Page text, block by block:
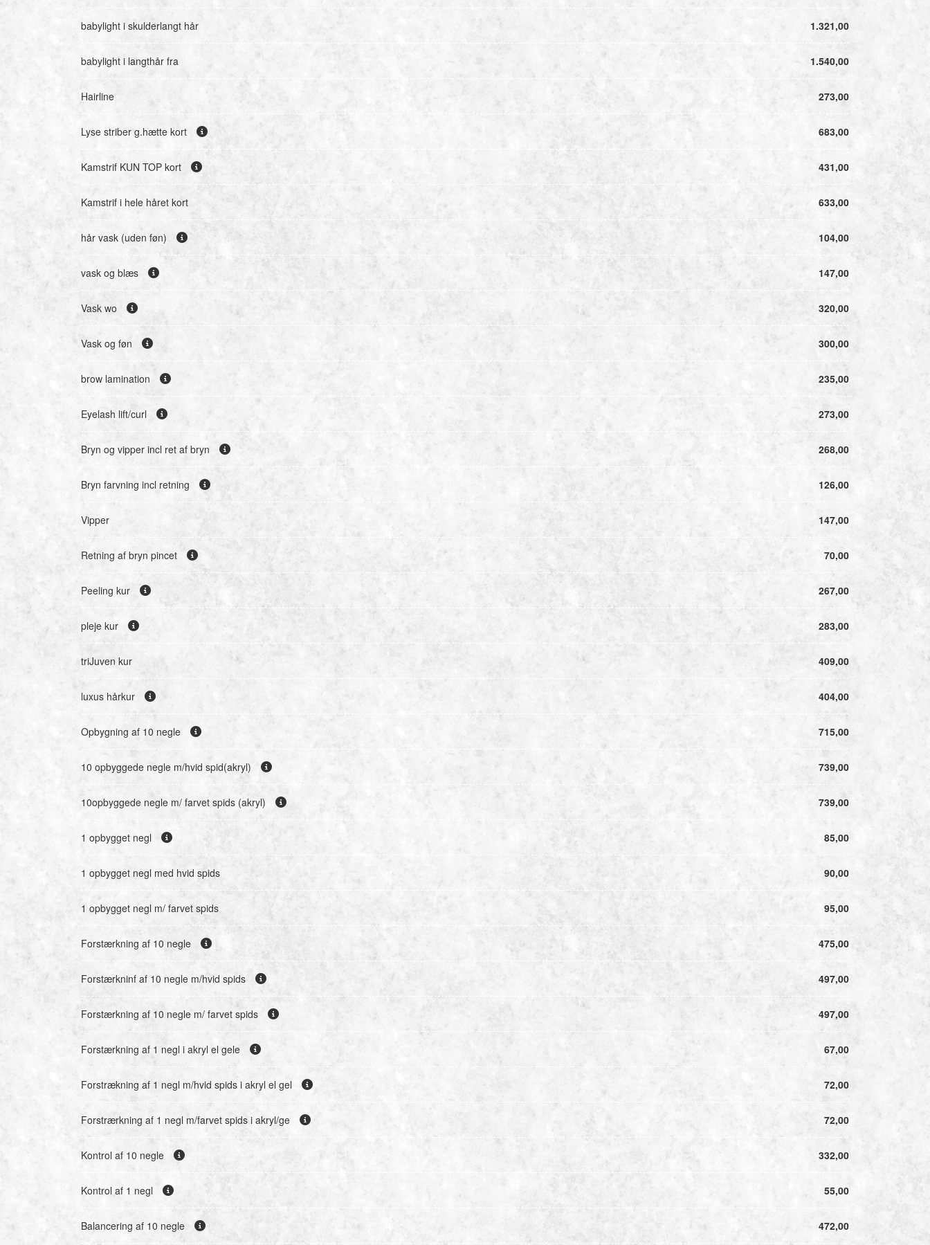
babylight i skulderlangt hår 1.321,00
babylight i langthår fra 1.540,00
Hairline 273,00
Lyse striber g.hætte kort 683,00
Kamstrif KUN TOP kort 431,00
Kamstrif i hele håret kort 633,00
hår vask (uden føn) 104,00
vask og blæs 147,00
Vask wo 320,00
Vask og føn 300,00
brow lamination 235,00
Eyelash lift/curl 273,00
Bryn og vipper incl ret af bryn 268,00
Bryn farvning incl retning 126,00
Vipper 147,00
Retning af bryn pincet 70,00
Peeling kur 267,00
pleje kur 283,00
triJuven kur 409,00
luxus hårkur 404,00
Opbygning af 10 negle 715,00
10 opbyggede negle m/hvid spid(akryl) 739,00
10opbyggede negle m/ farvet spids (akryl) 739,00
1 opbygget negl 85,00
1 opbygget negl med hvid spids 90,00
1 opbygget negl m/ farvet spids 95,00
Forstærkning af 10 negle 475,00
Forstærkninf af 10 negle m/hvid spids 497,00
Forstærkning af 10 negle m/ farvet spids 497,00
Forstærkning af 1 negl i akryl el gele 67,00
Forstrækning af 1 negl m/hvid spids i akryl el gel 72,00
Forstrærkning af 1 negl m/farvet spids i akryl/ge 72,00
Kontrol af 10 negle 332,00
Kontrol af 1 negl 55,00
Balancering af 10 negle 472,00